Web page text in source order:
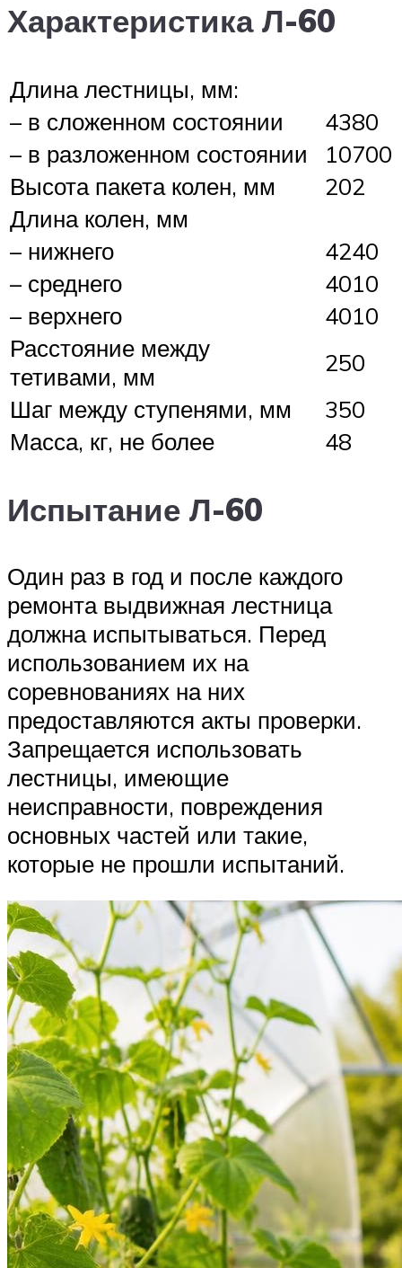
Характеристика Л-60
Длина лестницы, мм:
– в сложенном состоянии
4380
– в разложенном состоянии
10700
Высота пакета колен, мм
202
Длина колен, мм
– нижнего
4240
– среднего
4010
– верхнего
4010
Расстояние между
тетивами, мм
250
Шаг между ступенями, мм
350
Масса, кг, не более
48
Испытание Л-60
Один раз в год и после каждого
ремонта выдвижная лестница
должна испытываться. Перед
использованием их на
соревнованиях на них
предоставляются акты проверки.
Запрещается использовать
лестницы, имеющие
неисправности, повреждения
основных частей или такие,
которые не прошли испытаний.